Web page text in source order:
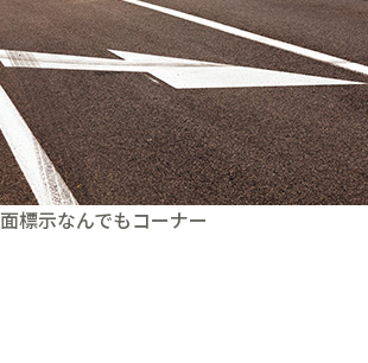
標示なんでもコーナー